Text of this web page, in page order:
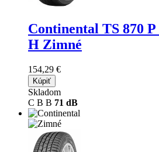
Continental TS 870 P
H Zimné
154,29 €
Kúpiť
Skladom
C B B 71 dB